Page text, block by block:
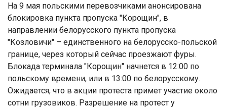
На 9 мая польскими перевозчиками анонсирована
блокировка пункта пропуска "Корощин", в
направлении белорусского пункта пропуска
"Козловичи" – единственного на белорусско-польской
границе, через который сейчас проезжают фуры.
Блокада терминала "Корощин" начнется в 12:00 по
польскому времени, или в 13:00 по белорусскому.
Ожидается, что в акции протеста примет участие около
сотни грузовиков. Разрешение на протест у